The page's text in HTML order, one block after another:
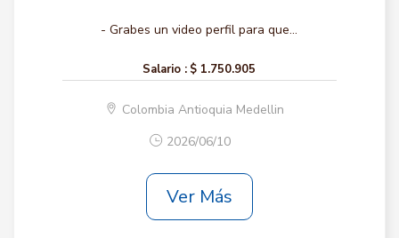
- Grabes un video perfil para que...
Salario : $ 1.750.905
Colombia Antioquia Medellin
2026/06/10
Ver Más